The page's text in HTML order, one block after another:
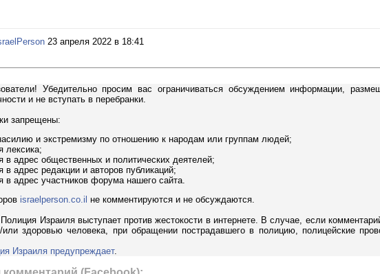
23 апреля 2022 в 18:41
Убедительно просим вас ограничиваться обсуждением информации,
и не вступать в перебранки.
запрещены:
и экстремизму по отношению к народам или группам людей;
лексика;
в адрес общественных и политических деятелей;
в адрес редакции и авторов публикаций;
в адрес участников форума нашего сайта.
israelperson.co.il не комментируются и не обсуждаются.
Израиля выступает против жестокости в интернете. В случае, если
или здоровью человека, при обращении пострадавшего в полицию, полицейские
Израиля предупреждает.